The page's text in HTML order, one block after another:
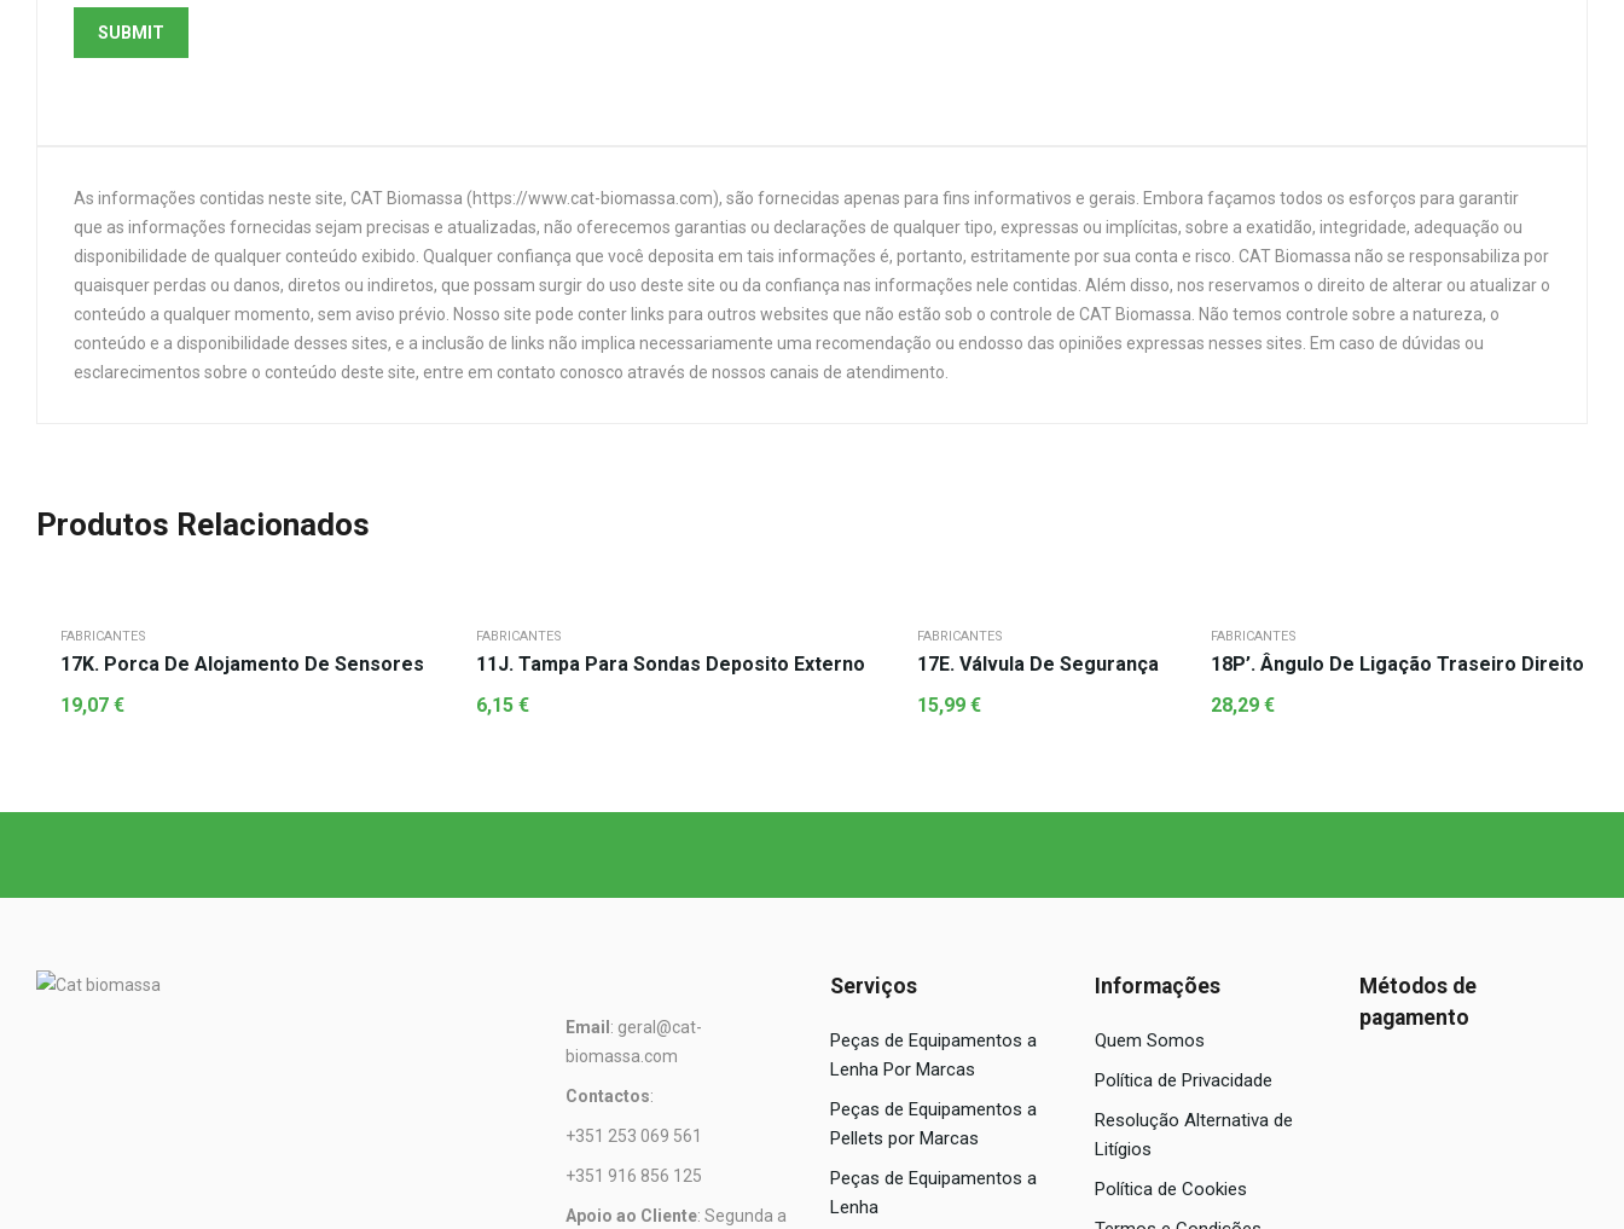
As informações contidas neste site, CAT Biomassa (https://www.cat-biomassa.com), são fornecidas apenas para fins informativos e gerais. Embora façamos todos os esforços para garantir
que as informações fornecidas sejam precisas e atualizadas, não oferecemos garantias ou declarações de qualquer tipo, expressas ou implícitas, sobre a exatidão, integridade, adequação ou
disponibilidade de qualquer conteúdo exibido. Qualquer confiança que você deposita em tais informações é, portanto, estritamente por sua conta e risco. CAT Biomassa não se responsabiliza por
quaisquer perdas ou danos, diretos ou indiretos, que possam surgir do uso deste site ou da confiança nas informações nele contidas. Além disso, nos reservamos o direito de alterar ou atualizar o
conteúdo a qualquer momento, sem aviso prévio. Nosso site pode conter links para outros websites que não estão sob o controle de CAT Biomassa. Não temos controle sobre a natureza, o
conteúdo e a disponibilidade desses sites, e a inclusão de links não implica necessariamente uma recomendação ou endosso das opiniões expressas nesses sites. Em caso de dúvidas ou
esclarecimentos sobre o conteúdo deste site, entre em contato conosco através de nossos canais de atendimento.
Produtos Relacionados
FABRICANTES
17K. Porca De Alojamento De Sensores
19,07 €
FABRICANTES
11J. Tampa Para Sondas Deposito Externo
6,15 €
FABRICANTES
17E. Válvula De Segurança
15,99 €
FABRICANTES
18P’. Ângulo De Ligação Traseiro Direito
28,29 €
Email : geral@cat-
biomassa.com
Contactos:
+351 253 069 561
+351 916 856 125
Apoio ao Cliente: Segunda a
Serviços
Peças de Equipamentos a
Lenha Por Marcas
Peças de Equipamentos a
Pellets por Marcas
Peças de Equipamentos a
Lenha
Informações
Quem Somos
Política de Privacidade
Resolução Alternativa de
Litígios
Política de Cookies
Métodos de
pagamento